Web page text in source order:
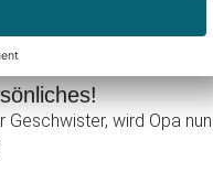
Verifizierter
Geschwister, wird Opa